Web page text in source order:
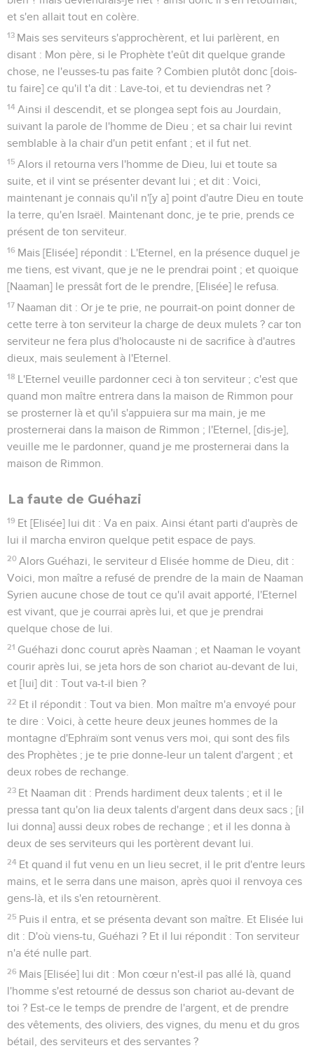
et s'en allait tout en colère.
13 Mais ses serviteurs s'approchèrent, et lui parlèrent, en
disant : Mon père, si le Prophète t'eût dit quelque grande
chose, ne l'eusses-tu pas faite ? Combien plutôt donc [dois-
tu faire] ce qu'il t'a dit : Lave-toi, et tu deviendras net ?
14 Ainsi il descendit, et se plongea sept fois au Jourdain,
suivant la parole de l'homme de Dieu ; et sa chair lui revint
semblable à la chair d'un petit enfant ; et il fut net.
15 Alors il retourna vers l'homme de Dieu, lui et toute sa
suite, et il vint se présenter devant lui ; et dit : Voici,
maintenant je connais qu'il n'[y a] point d'autre Dieu en toute
la terre, qu'en Israël. Maintenant donc, je te prie, prends ce
présent de ton serviteur.
16 Mais [Elisée] répondit : L'Eternel, en la présence duquel je
me tiens, est vivant, que je ne le prendrai point ; et quoique
[Naaman] le pressât fort de le prendre, [Elisée] le refusa.
17 Naaman dit : Or je te prie, ne pourrait-on point donner de
cette terre à ton serviteur la charge de deux mulets ? car ton
serviteur ne fera plus d'holocauste ni de sacrifice à d'autres
dieux, mais seulement à l'Eternel.
18 L'Eternel veuille pardonner ceci à ton serviteur ; c'est que
quand mon maître entrera dans la maison de Rimmon pour
se prosterner là et qu'il s'appuiera sur ma main, je me
prosternerai dans la maison de Rimmon ; l'Eternel, [dis-je],
veuille me le pardonner, quand je me prosternerai dans la
maison de Rimmon.
La faute de Guéhazi
19 Et [Elisée] lui dit : Va en paix. Ainsi étant parti d'auprès de
lui il marcha environ quelque petit espace de pays.
20 Alors Guéhazi, le serviteur d Elisée homme de Dieu, dit :
Voici, mon maître a refusé de prendre de la main de Naaman
Syrien aucune chose de tout ce qu'il avait apporté, l'Eternel
est vivant, que je courrai après lui, et que je prendrai
quelque chose de lui.
21 Guéhazi donc courut après Naaman ; et Naaman le voyant
courir après lui, se jeta hors de son chariot au-devant de lui,
et [lui] dit : Tout va-t-il bien ?
22 Et il répondit : Tout va bien. Mon maître m'a envoyé pour
te dire : Voici, à cette heure deux jeunes hommes de la
montagne d'Ephraïm sont venus vers moi, qui sont des fils
des Prophètes ; je te prie donne-leur un talent d'argent ; et
deux robes de rechange.
23 Et Naaman dit : Prends hardiment deux talents ; et il le
pressa tant qu'on lia deux talents d'argent dans deux sacs ; [il
lui donna] aussi deux robes de rechange ; et il les donna à
deux de ses serviteurs qui les portèrent devant lui.
24 Et quand il fut venu en un lieu secret, il le prit d'entre leurs
mains, et le serra dans une maison, après quoi il renvoya ces
gens-là, et ils s'en retournèrent.
25 Puis il entra, et se présenta devant son maître. Et Elisée lui
dit : D'où viens-tu, Guéhazi ? Et il lui répondit : Ton serviteur
n'a été nulle part.
26 Mais [Elisée] lui dit : Mon cœur n'est-il pas allé là, quand
l'homme s'est retourné de dessus son chariot au-devant de
toi ? Est-ce le temps de prendre de l'argent, et de prendre
des vêtements, des oliviers, des vignes, du menu et du gros
bétail, des serviteurs et des servantes ?